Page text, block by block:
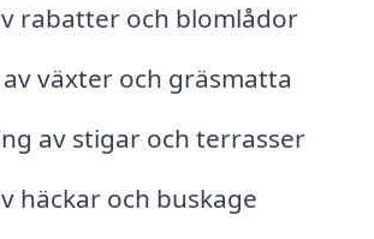
rabatter och blomlådor
växter och gräsmatta
av stigar och terrasser
häckar och buskage